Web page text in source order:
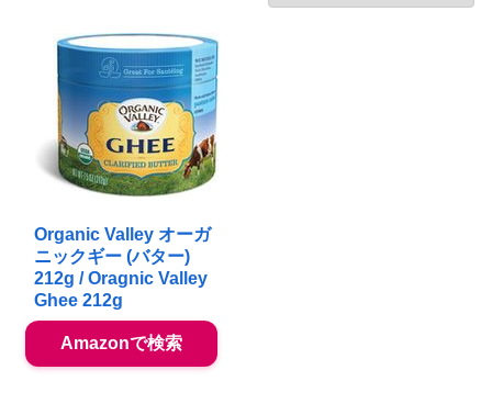
Organic Valley オーガ
ニックギー (バター)
212g / Oragnic Valley
Ghee 212g
Amazonで検索